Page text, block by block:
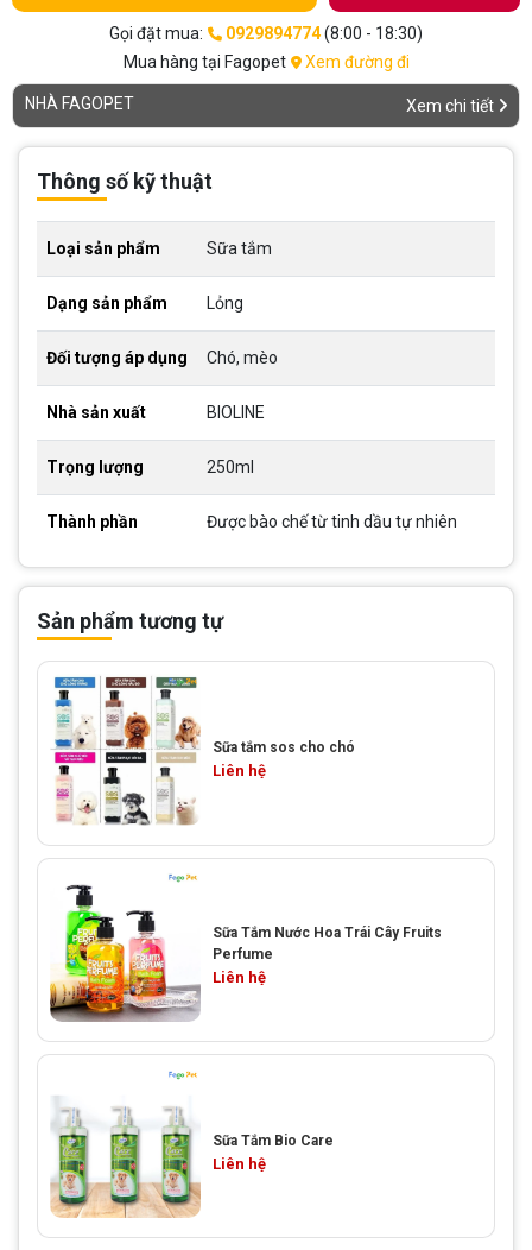
Gọi đặt mua: 0929894774(8:00 - 18:30)
Mua hàng tại Fagopet
Xem đường đi
NHÀ FAGOPET Xem chi tiết
Thông số kỹ thuật
Loại sản phẩm Sữa tắm
Dạng sản phẩm Lỏng
Đối tượng áp dụng Chó, mèo
Nhà sản xuất BIOLINE
Trọng lượng 250ml
Thành phần Được bào chế từ tinh dầu tự nhiên
Sản phẩm tương tự
Sữa tắm sos cho chó
Liên hệ
Sữa Tắm Nước Hoa Trái Cây Fruits
Perfume
Liên hệ
Sữa Tắm Bio Care
Liên hệ